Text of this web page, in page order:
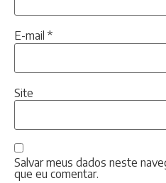
E-mail *
Site
Salvar meus dados neste
que eu comentar.